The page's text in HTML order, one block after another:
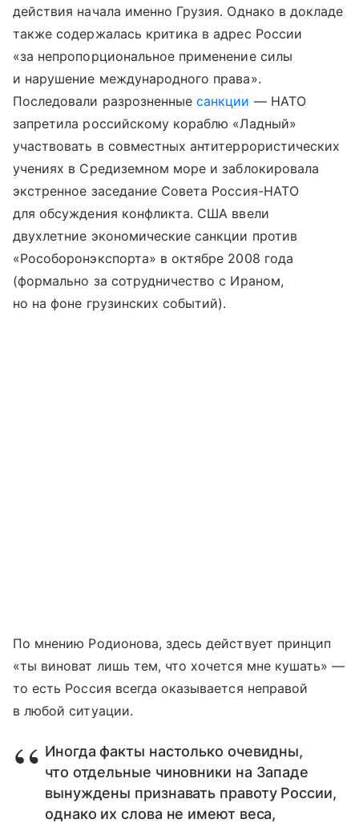
действия начала именно Грузия. Однако в докладе
также содержалась критика в адрес России
«за непропорциональное применение силы
и нарушение международного права».
Последовали разрозненныесанкции — НАТО
запретила российскому кораблю «Ладный»
участвовать в совместных антитеррористических
учениях в Средиземном море и заблокировала
экстренное заседание Совета Россия-НАТО
для обсуждения конфликта. США ввели
двухлетние экономические санкции против
«Рособоронэкспорта» в октябре 2008 года
(формально за сотрудничество с Ираном,
но на фоне грузинских событий).
По мнению Родионова, здесь действует принцип
«ты виноват лишь тем, что хочется мне кушать» —
то есть Россия всегда оказывается неправой
в любой ситуации.
Иногда факты настолько очевидны,
что отдельные чиновники на Западе
вынуждены признавать правоту России,
однако их слова не имеют веса,